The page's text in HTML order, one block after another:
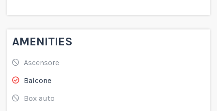
AMENITIES
Ascensore
Balcone
Box auto